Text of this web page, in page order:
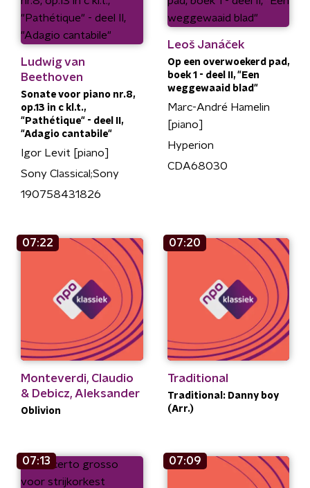
Ludwig van
Beethoven
Sonate voor piano nr.8,
op.13 in c kl.t.,
"Pathétique" - deel II,
"Adagio cantabile"
Igor Levit [piano]
Sony Classical;Sony
190758431826
Leoš Janáček
Op een overwoekerd pad,
boek 1 - deel II, "Een
weggewaaid blad"
Marc-André Hamelin
[piano]
Hyperion
CDA68030
07:22
Monteverdi, Claudio
& Debicz, Aleksander
Oblivion
07:20
Traditional
Traditional: Danny boy
(Arr.)
07:13 07:09